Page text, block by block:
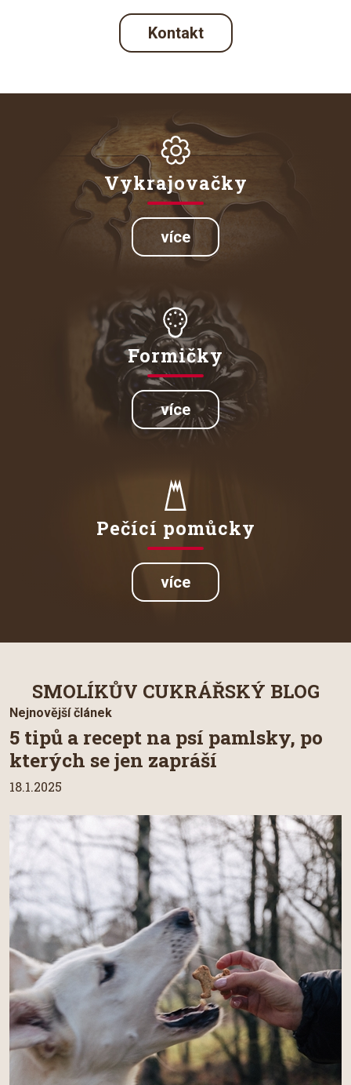
Kontakt
Vykrajovačky
více
Formičky
více
Pečící pomůcky
více
SMOLÍKŮV CUKRÁŘSKÝ BLOG
Nejnovější článek
5 tipů a recept na psí pamlsky, po
kterých se jen zapráší
18.1.2025